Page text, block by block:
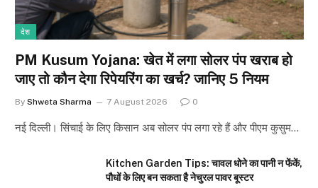
देश
PM Kusum Yojana: खेत में लगा सोलर पंप खराब हो
जाए तो कौन देगा रिपेयरिंग का खर्च? जानिए 5 नियम
By Shweta Sharma 7 August 2026 0
नई दिल्ली। सिंचाई के लिए किसान अब सोलर पंप लगा रहे हैं और पीएम कुसुम…
Kitchen Garden Tips: चावल धोने का पानी न फेंकें,
पौधों के लिए बन सकता है नेचुरल पावर बूस्टर